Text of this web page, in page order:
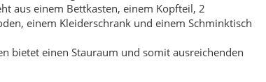
aus einem Bettkasten, einem Kopfteil, 2
einem Kleiderschrank und einem Schminktisch
bietet einen Stauraum und somit ausreichenden